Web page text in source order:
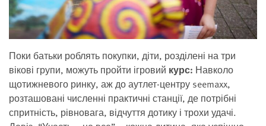
Поки батьки роблять покупки, діти, розділені на три
вікові групи, можуть пройти ігровий курс: Навколо
щотижневого ринку, аж до аутлет-центру seemaxx,
розташовані численні практичні станції, де потрібні
спритність, рівновага, відчуття дотику і трохи удачі.